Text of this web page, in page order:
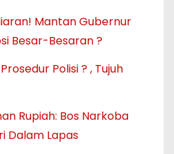
Mantan Gubernur
Besar-Besaran ?
Polisi ? , Tujuh
Rupiah: Bos Narkoba
Dalam Lapas